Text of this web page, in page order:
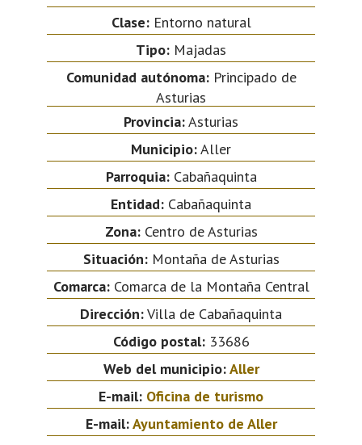
Clase:Entorno natural
Tipo: Majadas
Comunidad autónoma:Principado de
Asturias
Provincia:Asturias
Municipio:Aller
Parroquia:Cabañaquinta
Entidad: Cabañaquinta
Zona:Centro de Asturias
Situación:Montaña de Asturias
Comarca:Comarca de la Montaña Central
Dirección:Villa de Cabañaquinta
Código postal:33686
Web del municipio:Aller
E-mail: Oficina de turismo
E-mail:Ayuntamiento de Aller